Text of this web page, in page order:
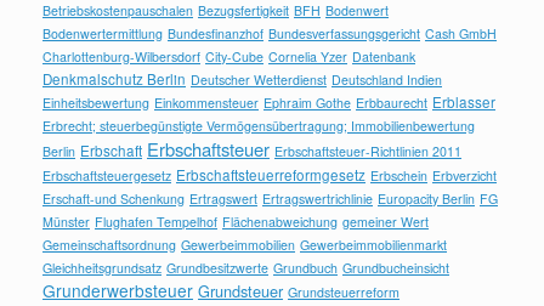
Betriebskostenpauschalen Bezugsfertigkeit BFH Bodenwert
Bodenwertermittlung Bundesfinanzhof Bundesverfassungsgericht Cash GmbH
Charlottenburg-Wilbersdorf City-Cube Cornelia Yzer Datenbank
Denkmalschutz Berlin Deutscher Wetterdienst Deutschland Indien
Einheitsbewertung Einkommensteuer Ephraim Gothe Erbbaurecht Erblasser
Erbrecht; steuerbegünstigte Vermögensübertragung; Immobilienbewertung
Berlin Erbschaft Erbschaftsteuer Erbschaftsteuer-Richtlinien 2011
Erbschaftsteuergesetz Erbschaftsteuerreformgesetz Erbschein Erbverzicht
Erschaft-und Schenkung Ertragswert Ertragswertrichlinie Europacity Berlin FG
Münster Flughafen Tempelhof Flächenabweichung gemeiner Wert
Gemeinschaftsordnung Gewerbeimmobilien Gewerbeimmobilienmarkt
Gleichheitsgrundsatz Grundbesitzwerte Grundbuch Grundbucheinsicht
Grunderwerbsteuer Grundsteuer Grundsteuerreform